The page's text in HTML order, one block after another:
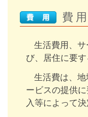
費
生活費用、
び、居住に要す
生活費は、
ービスの提供
入等によって決